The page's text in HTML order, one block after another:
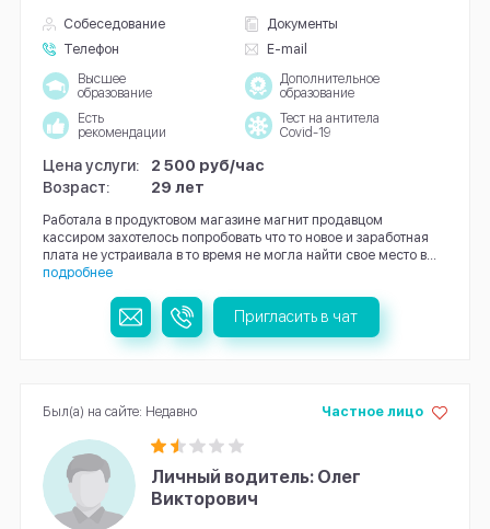
Собеседование
Документы
Телефон
E-mail
Высшее
образование
Дополнительное
образование
Есть
рекомендации
Тест на антитела
Covid-19
Цена услуги:
2 500 руб/час
Возраст:
29 лет
Работала в продуктовом магазине магнит продавцом
кассиром захотелось попробовать что то новое и заработная
плата не устраивала в то время не могла найти свое место в...
подробнее
Пригласить в чат
Личный водитель: Олег
Викторович
Частное лицо
Был(а) на сайте: Недавно